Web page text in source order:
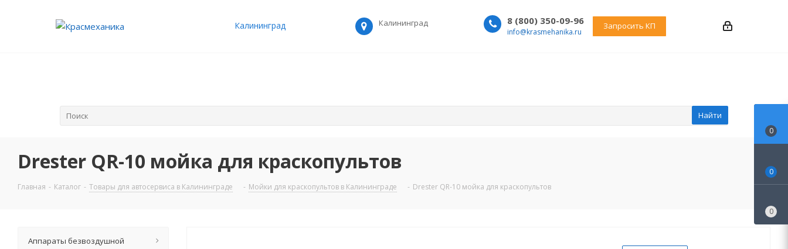
Калининград Калининград 8 (800) 350-09-96
info@krasmehanika.ru
Запросить КП
Найти
Drester QR-10 мойка для краскопультов
Главная - Каталог - Товары для автосервиса в Калининграде - Мойки для краскопультов в Калининграде - Drester QR-10 мойка для краскопультов
Аппараты безвоздушной
0
0
0